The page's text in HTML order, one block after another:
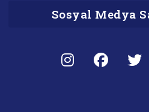
Sosyal Medya